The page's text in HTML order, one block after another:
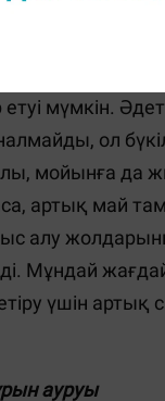
пен
мүмкін.
ол
мойынға да
артық май
алу
Мұндай
үшін артық
ауруы